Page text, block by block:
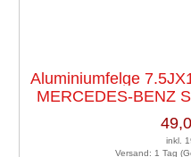
Aluminiumfelge
MERCEDES-BENZ
inkl.
Versand: 1 Tag